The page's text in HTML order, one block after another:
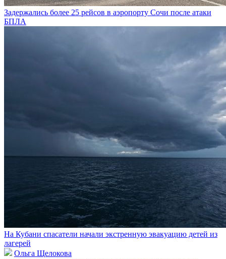
Задержались более 25 рейсов в аэропорту Сочи после атаки
БПЛА
На Кубани спасатели начали экстренную эвакуацию детей из
лагерей
Ольга Щелокова